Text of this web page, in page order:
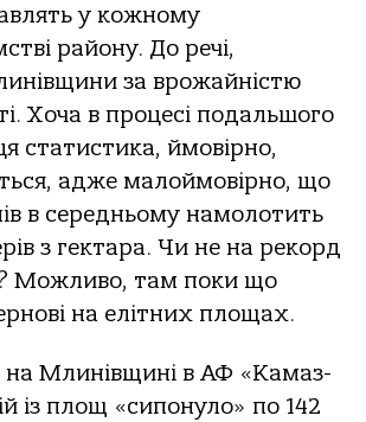
у кожному
району. До речі,
за врожайністю
Хоча в процесі подальшого
статистика, ймовірно,
адже малоймовірно, що
в середньому намолотить
з гектара. Чи не на рекорд
Можливо, там поки що
на елітних площах.
на Млинівщині в АФ «Камаз-
із площ «сипонуло» по 142